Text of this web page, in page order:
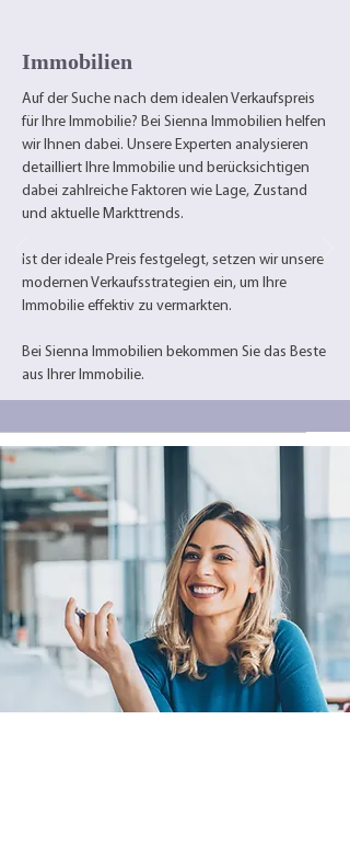
Kundenreferenz
„Sehr zuverlässig, arbeite
gerne mit Ihnen.
Junges und Dynamisches
Team.“
Janik Häusler
Immobilien
Auf der Suche nach dem idealen Verkaufspreis
für Ihre Immobilie? Bei Sienna Immobilien helfen
wir Ihnen dabei. Unsere Experten analysieren
detailliert Ihre Immobilie und berücksichtigen
dabei zahlreiche Faktoren wie Lage, Zustand
und aktuelle Markttrends.
Ist der ideale Preis festgelegt, setzen wir unsere
modernen Verkaufsstrategien ein, um Ihre
Immobilie effektiv zu vermarkten.
Bei Sienna Immobilien bekommen Sie das Beste
aus Ihrer Immobilie.